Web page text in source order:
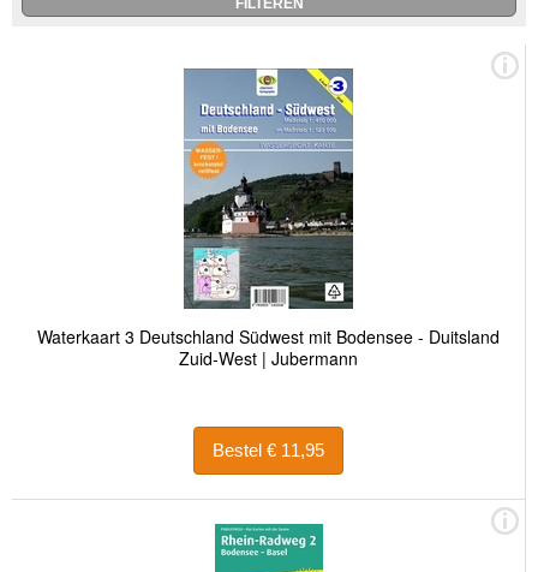
Waterkaart 3 Deutschland Südwest mit Bodensee - Duitsland
Zuid-West | Jubermann
Bestel € 11,95